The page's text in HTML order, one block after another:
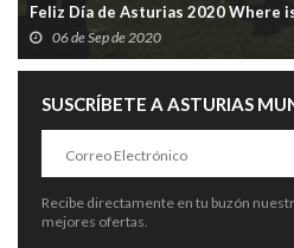
Feliz Día de Asturias 2020 Where
06 de Sep de 2020
SUSCRÍBETE A ASTURIAS
Recibe directamente en tu buzón
mejores ofertas.